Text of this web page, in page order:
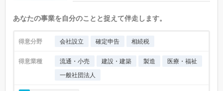
あなたの事業を自分のことと捉えて伴走します。
得意分野 会社設立 確定申告 相続税
得意業種 流通・小売 建設・建築 製造
医療・福祉
一般社団法人